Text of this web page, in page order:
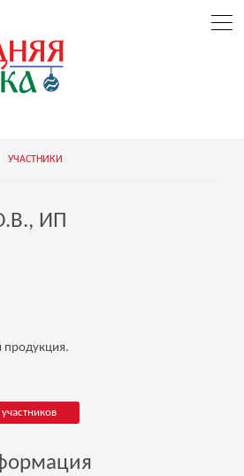
УЧАСТНИКИ
ИП
продукция.